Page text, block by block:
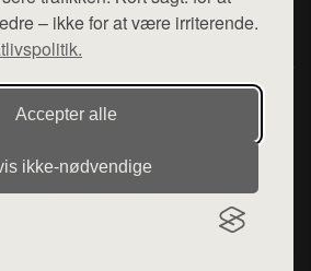
– ikke for at være irriterende.
Accepter alle
ikke‑nødvendige
Cookie- og privatlivspolitik
want.dk, der udgiver en række
af forskellige produkter fra
sælges ikke varer fra denne side - vi